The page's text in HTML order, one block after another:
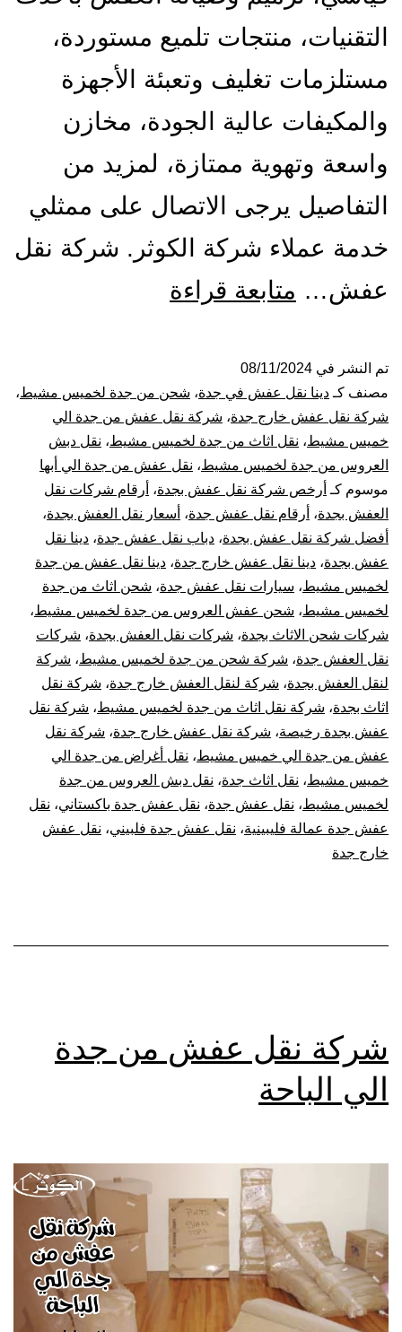
التقنيات، منتجات تلميع مستوردة،
مستلزمات تغليف وتعبئة الأجهزة
والمكيفات عالية الجودة، مخازن
واسعة وتهوية ممتازة، لمزيد من
التفاصيل يرجى الاتصال على ممثلي
خدمة عملاء شركة الكوثر. شركة نقل
عفش… متابعة قراءة
من
جدة
الي
خميس
مشيط
تم النشر في 08/11/2024
مصنف كـ دينا نقل عفش في جدة، شحن من جدة لخميس مشيط،
شركة نقل عفش خارج جدة، شركة نقل عفش من جدة الي
خميس مشيط، نقل اثاث من جدة لخميس مشيط، نقل دبش
العروس من جدة لخميس مشيط، نقل عفش من جدة الي أبها
موسوم كـ أرخص شركة نقل عفش بجدة، أرقام شركات نقل
العفش بجدة، أرقام نقل عفش جدة، أسعار نقل العفش بجدة،
أفضل شركة نقل عفش بجدة، دباب نقل عفش جدة، دينا نقل
عفش بجدة، دينا نقل عفش خارج جدة، دينا نقل عفش من جدة
لخميس مشيط، سيارات نقل عفش جدة، شحن اثاث من جدة
لخميس مشيط، شحن عفش العروس من جدة لخميس مشيط،
شركات شحن الاثاث بجدة، شركات نقل العفش بجدة، شركات
نقل العفش جدة، شركة شحن من جدة لخميس مشيط، شركة
لنقل العفش بجدة، شركة لنقل العفش خارج جدة، شركة نقل
اثاث بجدة، شركة نقل اثاث من جدة لخميس مشيط، شركة نقل
عفش بجدة رخيصة، شركة نقل عفش خارج جدة، شركة نقل
عفش من جدة الي خميس مشيط، نقل أغراض من جدة الي
خميس مشيط، نقل اثاث جدة، نقل دبش العروس من جدة
لخميس مشيط، نقل عفش جدة، نقل عفش جدة باكستاني، نقل
عفش جدة عمالة فليبينية، نقل عفش جدة فلبيني، نقل عفش
خارج جدة
شركة نقل عفش من جدة
الي الباحة